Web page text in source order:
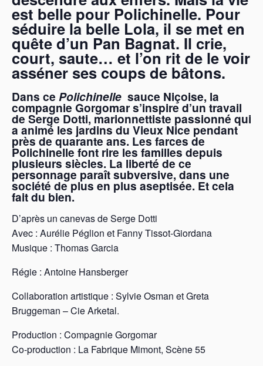
est belle pour Polichinelle. Pour
séduire la belle Lola, il se met en
quête d’un Pan Bagnat. Il crie,
court, saute… et l’on rit de le voir
asséner ses coups de bâtons.
Dans ce Polichinelle sauce Niçoise, la
compagnie Gorgomar s’inspire d’un travail
de Serge Dotti, marionnettiste passionné qui
a animé les jardins du Vieux Nice pendant
près de quarante ans. Les farces de
Polichinelle font rire les familles depuis
plusieurs siècles. La liberté de ce
personnage paraît subversive, dans une
société de plus en plus aseptisée. Et cela
fait du bien.
D’après un canevas de Serge Dotti
Avec : Aurélie Péglion et Fanny Tissot-Giordana
Musique : Thomas Garcia
Régie : Antoine Hansberger
Collaboration artistique : Sylvie Osman et Greta
Bruggeman – Cie Arketal.
Production : Compagnie Gorgomar
Co-production : La Fabrique Mimont, Scène 55